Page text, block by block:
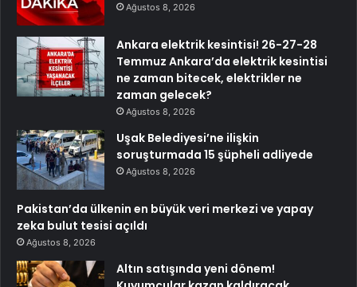
Ağustos 8, 2026
Ankara elektrik kesintisi! 26-27-28
Temmuz Ankara’da elektrik kesintisi
ne zaman bitecek, elektrikler ne
zaman gelecek?
Ağustos 8, 2026
Uşak Belediyesi’ne ilişkin
soruşturmada 15 şüpheli adliyede
Ağustos 8, 2026
Pakistan’da ülkenin en büyük veri merkezi ve yapay
zeka bulut tesisi açıldı
Ağustos 8, 2026
Altın satışında yeni dönem!